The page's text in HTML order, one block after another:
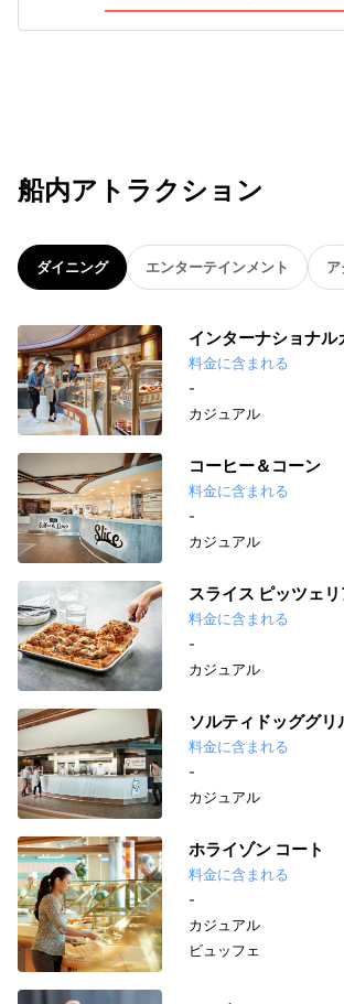
船内アトラクション
ダイニング エンターテインメント
インターナショナル
料金に含まれる
-
カジュアル
コーヒー＆コーン
料金に含まれる
-
カジュアル
スライス ピッツェ
料金に含まれる
-
カジュアル
ソルティドッググリ
料金に含まれる
-
カジュアル
ホライゾン コート
料金に含まれる
-
カジュアル
ビュッフェ